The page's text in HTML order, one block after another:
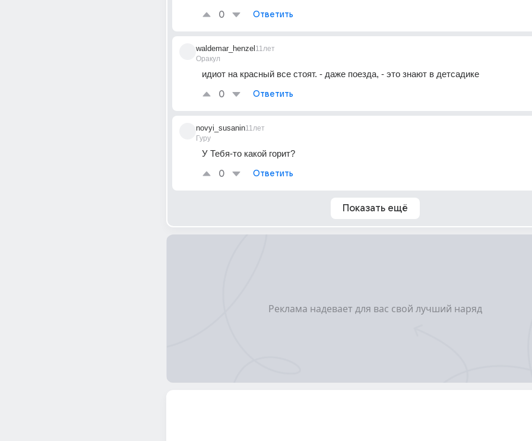
0 Ответить
waldemar_henzel
Оракул
11лет
идиот на красный все стоят. - даже поезда, - это знают в детсадике
0 Ответить
novyi_susanin
Гуру
11лет
У Тебя-то какой горит?
0 Ответить
Показать ещё